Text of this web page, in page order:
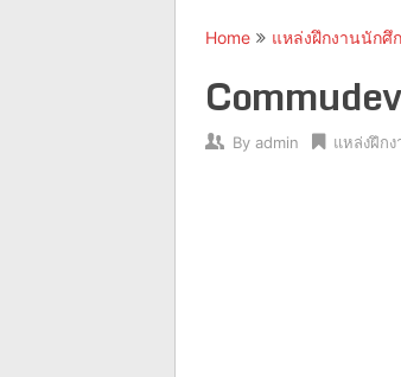
Home แหล่งฝึกงานนักศึ
By admin แหล่งฝึก